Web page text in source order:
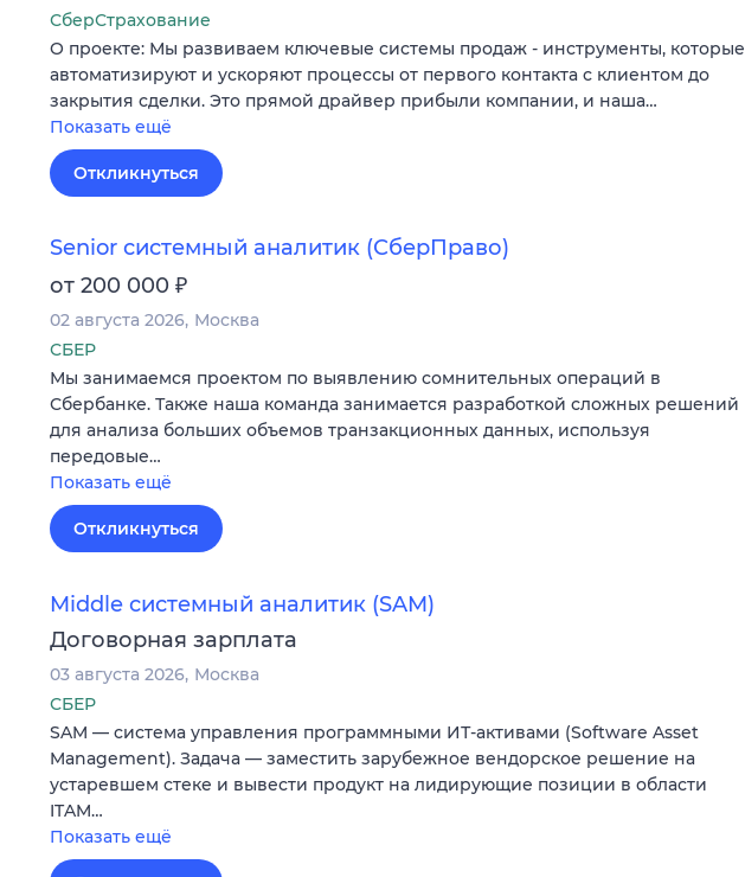
СберСтрахование
О проекте: Мы развиваем ключевые системы продаж - инструменты, которые
автоматизируют и ускоряют процессы от первого контакта с клиентом до
закрытия сделки. Это прямой драйвер прибыли компании, и наша…
Показать ещё
Откликнуться
Senior системный аналитик (СберПраво)
от 200 000 ₽
02 августа 2026 Москва
СБЕР
Мы занимаемся проектом по выявлению сомнительных операций в
Сбербанке. Также наша команда занимается разработкой сложных решений
для анализа больших объемов транзакционных данных, используя
передовые…
Показать ещё
Откликнуться
Middle системный аналитик (SAM)
Договорная зарплата
03 августа 2026 Москва
СБЕР
SAM — система управления программными ИТ-активами (Software Asset
Management). Задача — заместить зарубежное вендорское решение на
устаревшем стеке и вывести продукт на лидирующие позиции в области
ITAM…
Показать ещё